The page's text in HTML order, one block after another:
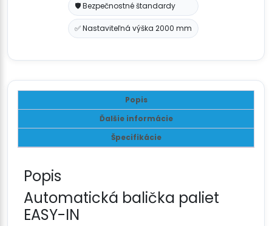
🛡️ Bezpečnostné štandardy
✅ Nastaviteľná výška 2000 mm
Popis
Ďalšie informácie
Špecifikácie
Popis
Automatická balička paliet
EASY-IN